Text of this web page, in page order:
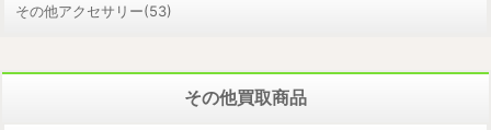
その他アクセサリー(53)
その他買取商品